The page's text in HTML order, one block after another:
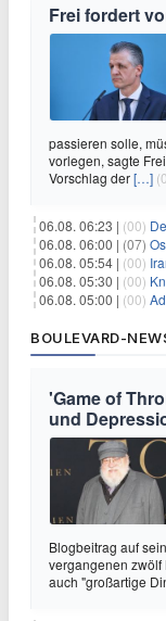
Frei fordert
passieren solle,
vorlegen, sagte
Vorschlag der[…]
06.08. 06:23 | (00)
06.08. 06:00 | (07)
06.08. 05:54 | (00)
06.08. 05:30 | (00)
06.08. 05:00 | (00)
BOULEVARD-
'Game of
und
Blogbeitrag auf
vergangenen zwölf
auch "großartige